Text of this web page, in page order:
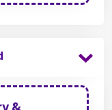
&